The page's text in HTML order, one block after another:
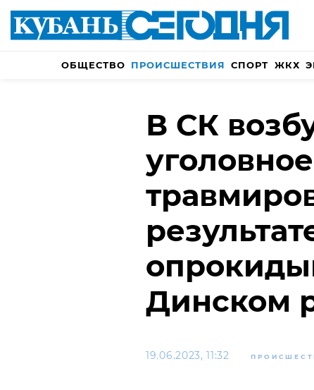
ОБЩЕСТВО ПРОИСШЕСТВИЯ СПОРТ ЖКХ
В СК
Динском
19.06.2023, 11:32